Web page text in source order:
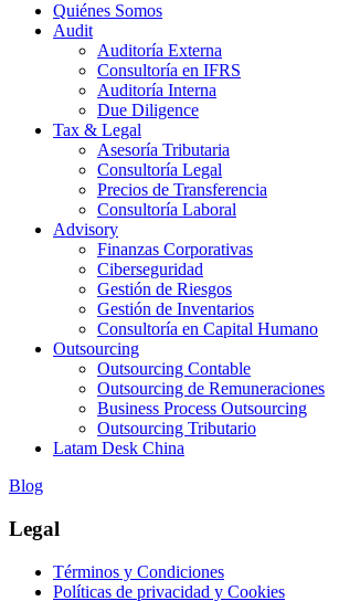
Quiénes Somos
Audit
Auditoría Externa
Consultoría en IFRS
Auditoría Interna
Due Diligence
Tax & Legal
Asesoría Tributaria
Consultoría Legal
Precios de Transferencia
Consultoría Laboral
Advisory
Finanzas Corporativas
Ciberseguridad
Gestión de Riesgos
Gestión de Inventarios
Consultoría en Capital Humano
Outsourcing
Outsourcing Contable
Outsourcing de Remuneraciones
Business Process Outsourcing
Outsourcing Tributario
Latam Desk China
Blog
Legal
Términos y Condiciones
Políticas de privacidad y Cookies